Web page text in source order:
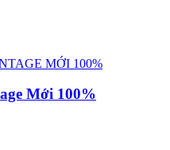
Mới 100%